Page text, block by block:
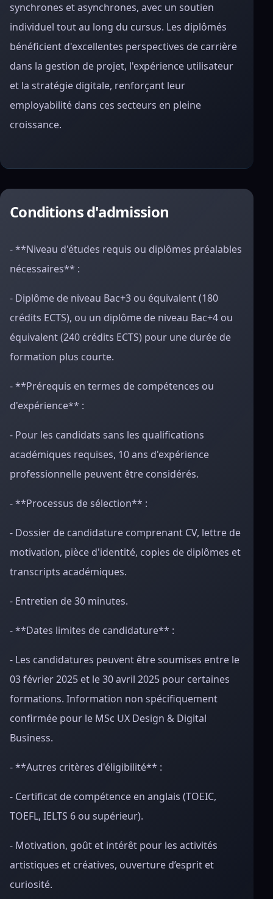
synchrones et asynchrones, avec un soutien
individuel tout au long du cursus. Les diplômés
bénéficient d'excellentes perspectives de carrière
dans la gestion de projet, l'expérience utilisateur
et la stratégie digitale, renforçant leur
employabilité dans ces secteurs en pleine
croissance.
Conditions d'admission
- **Niveau d'études requis ou diplômes préalables
nécessaires** :
- Diplôme de niveau Bac+3 ou équivalent (180
crédits ECTS), ou un diplôme de niveau Bac+4 ou
équivalent (240 crédits ECTS) pour une durée de
formation plus courte.
- **Prérequis en termes de compétences ou
d'expérience** :
- Pour les candidats sans les qualifications
académiques requises, 10 ans d'expérience
professionnelle peuvent être considérés.
- **Processus de sélection** :
- Dossier de candidature comprenant CV, lettre de
motivation, pièce d'identité, copies de diplômes et
transcripts académiques.
- Entretien de 30 minutes.
- **Dates limites de candidature** :
- Les candidatures peuvent être soumises entre le
03 février 2025 et le 30 avril 2025 pour certaines
formations. Information non spécifiquement
confirmée pour le MSc UX Design & Digital
Business.
- **Autres critères d'éligibilité** :
- Certificat de compétence en anglais (TOEIC,
TOEFL, IELTS 6 ou supérieur).
- Motivation, goût et intérêt pour les activités
artistiques et créatives, ouverture d’esprit et
curiosité.